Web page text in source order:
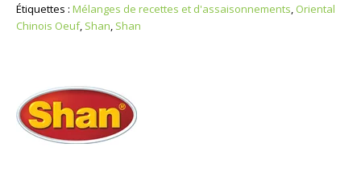
Étiquettes : Mélanges de recettes et d'assaisonnements, Oriental
Chinois Oeuf, Shan, Shan